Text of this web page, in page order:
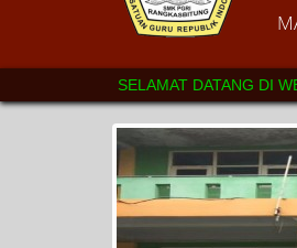
SELAMAT DATANG DI